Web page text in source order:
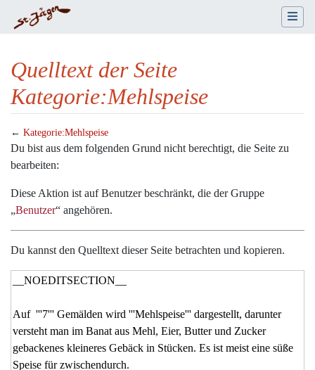
Quelltext der Seite
Kategorie:Mehlspeise
← Kategorie:Mehlspeise
Wechseln zu:Navigation,Suche
Du bist aus dem folgenden Grund nicht berechtigt, die Seite zu
bearbeiten:
Diese Aktion ist auf Benutzer beschränkt, die der Gruppe
„Benutzer“ angehören.
Du kannst den Quelltext dieser Seite betrachten und kopieren.